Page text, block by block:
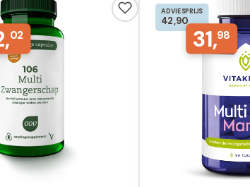
02
ADVIESPRIJS
42,90
31,98